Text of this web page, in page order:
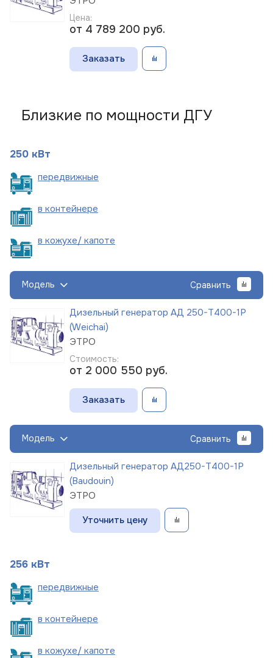
Цена:
от 4 789 200 руб.
Заказать
Близкие по мощности ДГУ
250 кВт
передвижные
в контейнере
в кожухе/ капоте
Модель Сравнить
Дизельный генератор АД 250-Т400-1Р
(Weichai)
ЭТРО
Стоимость:
от 2 000 550 руб.
Заказать
Модель Сравнить
Дизельный генератор АД250-Т400-1Р
(Baudouin)
ЭТРО
Уточнить цену
256 кВт
передвижные
в контейнере
в кожухе/ капоте